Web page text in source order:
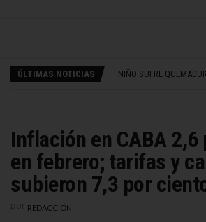
ÚLTIMAS NOTICIAS
Inflación en CABA
en febrero; tarifas y
subieron 7,3 por
REDACCIÓN